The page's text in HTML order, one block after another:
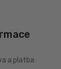
a platba